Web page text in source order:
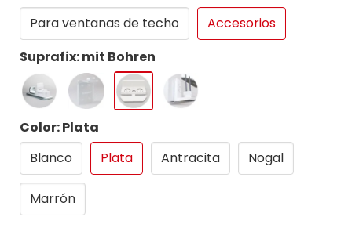
Para ventanas de techo
Accesorios
Suprafix: mit Bohren
Color: Plata
Blanco
Plata Antracita Nogal
Marrón